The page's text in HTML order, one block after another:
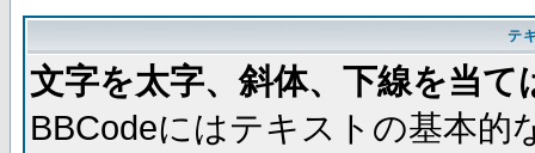
テ
文字を太字、斜体、下線を当て
BBCodeにはテキストの基本